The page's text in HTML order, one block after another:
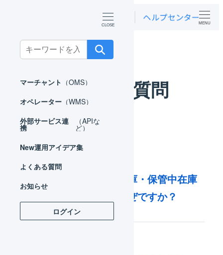
Search
for:
マーチャント （OMS）
オペレーター （WMS）
外部サービス連
携
（APIな
ど）
New運用アイデア集
よくある質問
お知らせ
ログイン
MENU
よくある質問 マーチャント
よくある質問
入荷後にフリー在庫・保管中在庫
が増えないのはなぜですか？